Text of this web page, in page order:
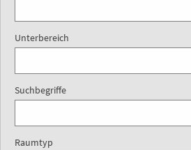
Unterbereich
Suchbegriffe
Raumtyp